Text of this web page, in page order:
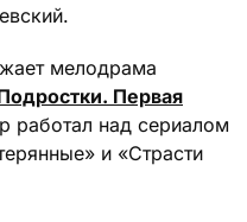
мелодрама
Первая
работал над сериалом
и «Страсти